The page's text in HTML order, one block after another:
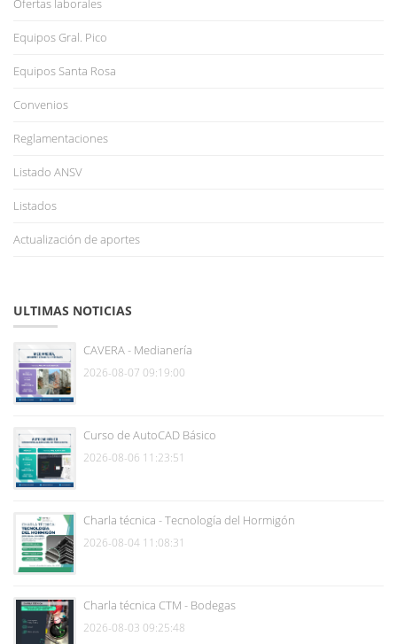
Ofertas laborales
Equipos Gral. Pico
Equipos Santa Rosa
Convenios
Reglamentaciones
Listado ANSV
Listados
Actualización de aportes
ULTIMAS NOTICIAS
CAVERA - Medianería
2026-08-07 09:19:00
Curso de AutoCAD Básico
2026-08-06 11:23:51
Charla técnica - Tecnología del Hormigón
2026-08-04 11:08:31
Charla técnica CTM - Bodegas
2026-08-03 09:25:48